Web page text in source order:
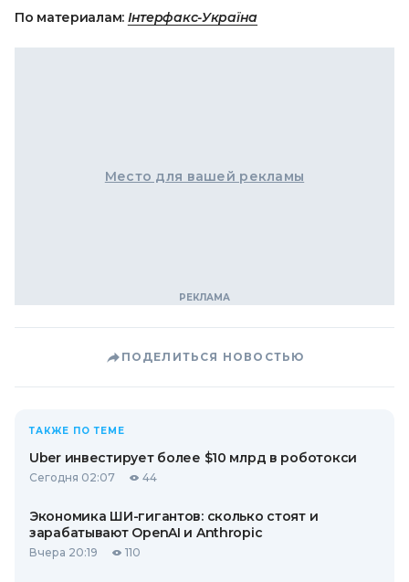
По материалам: Інтерфакс-Україна
Место для вашей рекламы
ПОДЕЛИТЬСЯ НОВОСТЬЮ
ТАКЖЕ ПО ТЕМЕ
Uber инвестирует более $10 млрд в роботокси
Сегодня 02:07 44
Экономика ШИ-гигантов: сколько стоят и
зарабатывают OpenAI и Anthropic
Вчера 20:19 110